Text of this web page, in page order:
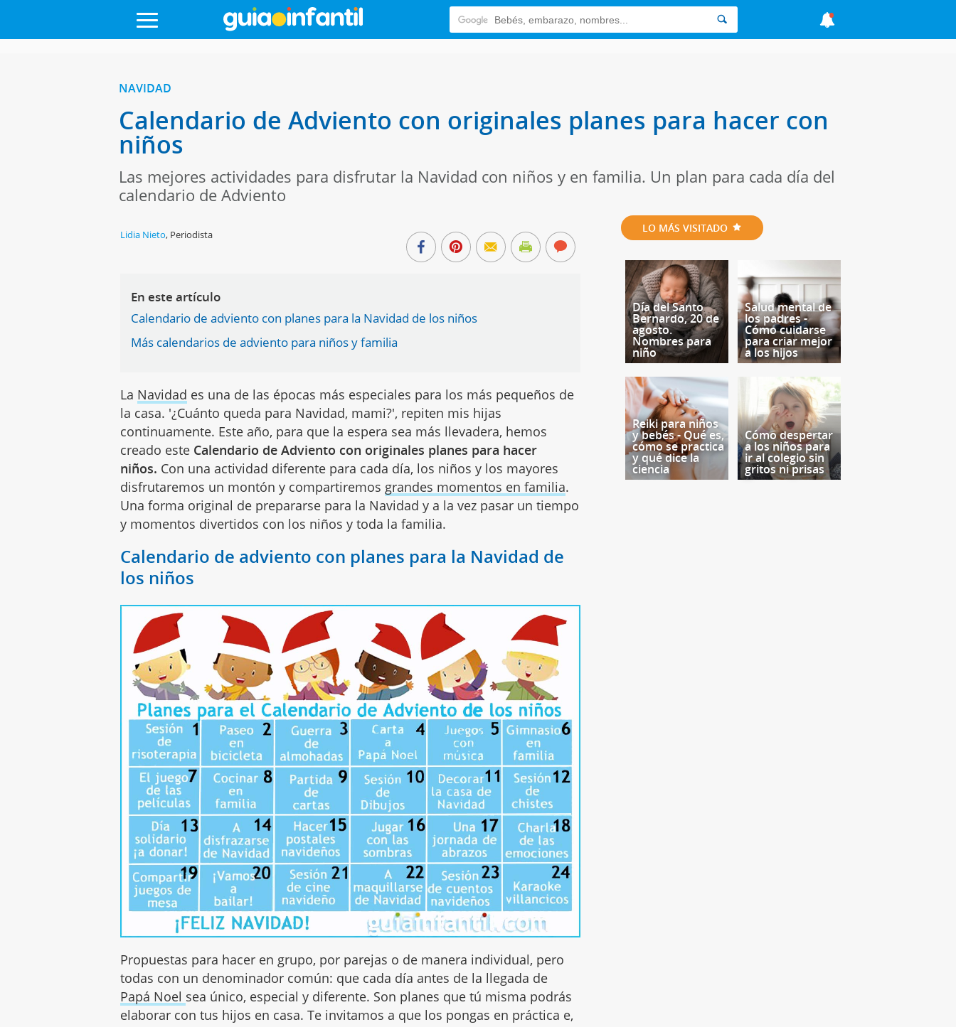
NAVIDAD
Calendario de Adviento con originales planes para hacer con
niños
Las mejores actividades para disfrutar la Navidad con niños y en familia. Un plan para cada día del
calendario de Adviento
Lidia Nieto, Periodista
En este artículo
Calendario de adviento con planes para la Navidad de los niños
Más calendarios de adviento para niños y familia
La Navidad es una de las épocas más especiales para los más pequeños de
la casa. '¿Cuánto queda para Navidad, mami?', repiten mis hijas
continuamente. Este año, para que la espera sea más llevadera, hemos
creado este Calendario de Adviento con originales planes para hacer
niños. Con una actividad diferente para cada día, los niños y los mayores
disfrutaremos un montón y compartiremos grandes momentos en familia.
Una forma original de prepararse para la Navidad y a la vez pasar un tiempo
y momentos divertidos con los niños y toda la familia.
Calendario de adviento con planes para la Navidad de
los niños
Propuestas para hacer en grupo, por parejas o de manera individual, pero
todas con un denominador común: que cada día antes de la llegada de
Papá Noel sea único, especial y diferente. Son planes que tú misma podrás
elaborar con tus hijos en casa. Te invitamos a que los pongas en práctica e,
LO MÁS VISITADO
Día del Santo
Bernardo, 20 de
agosto.
Nombres para
niño
Salud mental de
los padres -
Cómo cuidarse
para criar mejor
a los hijos
Reiki para niños
y bebés - Qué es,
cómo se practica
y qué dice la
ciencia
Cómo despertar
a los niños para
ir al colegio sin
gritos ni prisas